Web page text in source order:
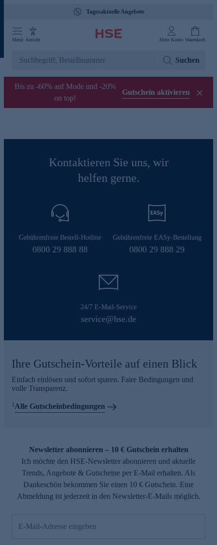
Tagesaktuelle Angebote
Menü Ansicht Mein Konto Warenkorb
Suchen
Bis zu -60% auf Mode und -20%
on top!
Gutschein aktivieren
Kontaktieren Sie uns, wir
helfen gerne.
Gebührenfreie Bestell-Hotline
0800 29 888 88
Gebührenfreie EASy-Bestellung
0800 29 888 29
24/7 E-Mail-Service
service@hse.de
Ihre Gutschein-Vorteile auf einen Blick
Einfach einlösen und sofort sparen. Faire Bedingungen und
volle Transparenz.
1Alle Gutscheinbedingungen
Newsletter abonnieren – 10 € Gutschein erhalten
Ich möchte den HSE-Newsletter abonnieren und aktuelle
Trends, Angebote & Gutscheine per E-Mail erhalten. Als
Dankeschön bekommen Sie einen 10 € Gutschein. Eine
Abmeldung ist jederzeit in den Newsletter-E-Mails möglich.
E-Mail-Adresse eingeben